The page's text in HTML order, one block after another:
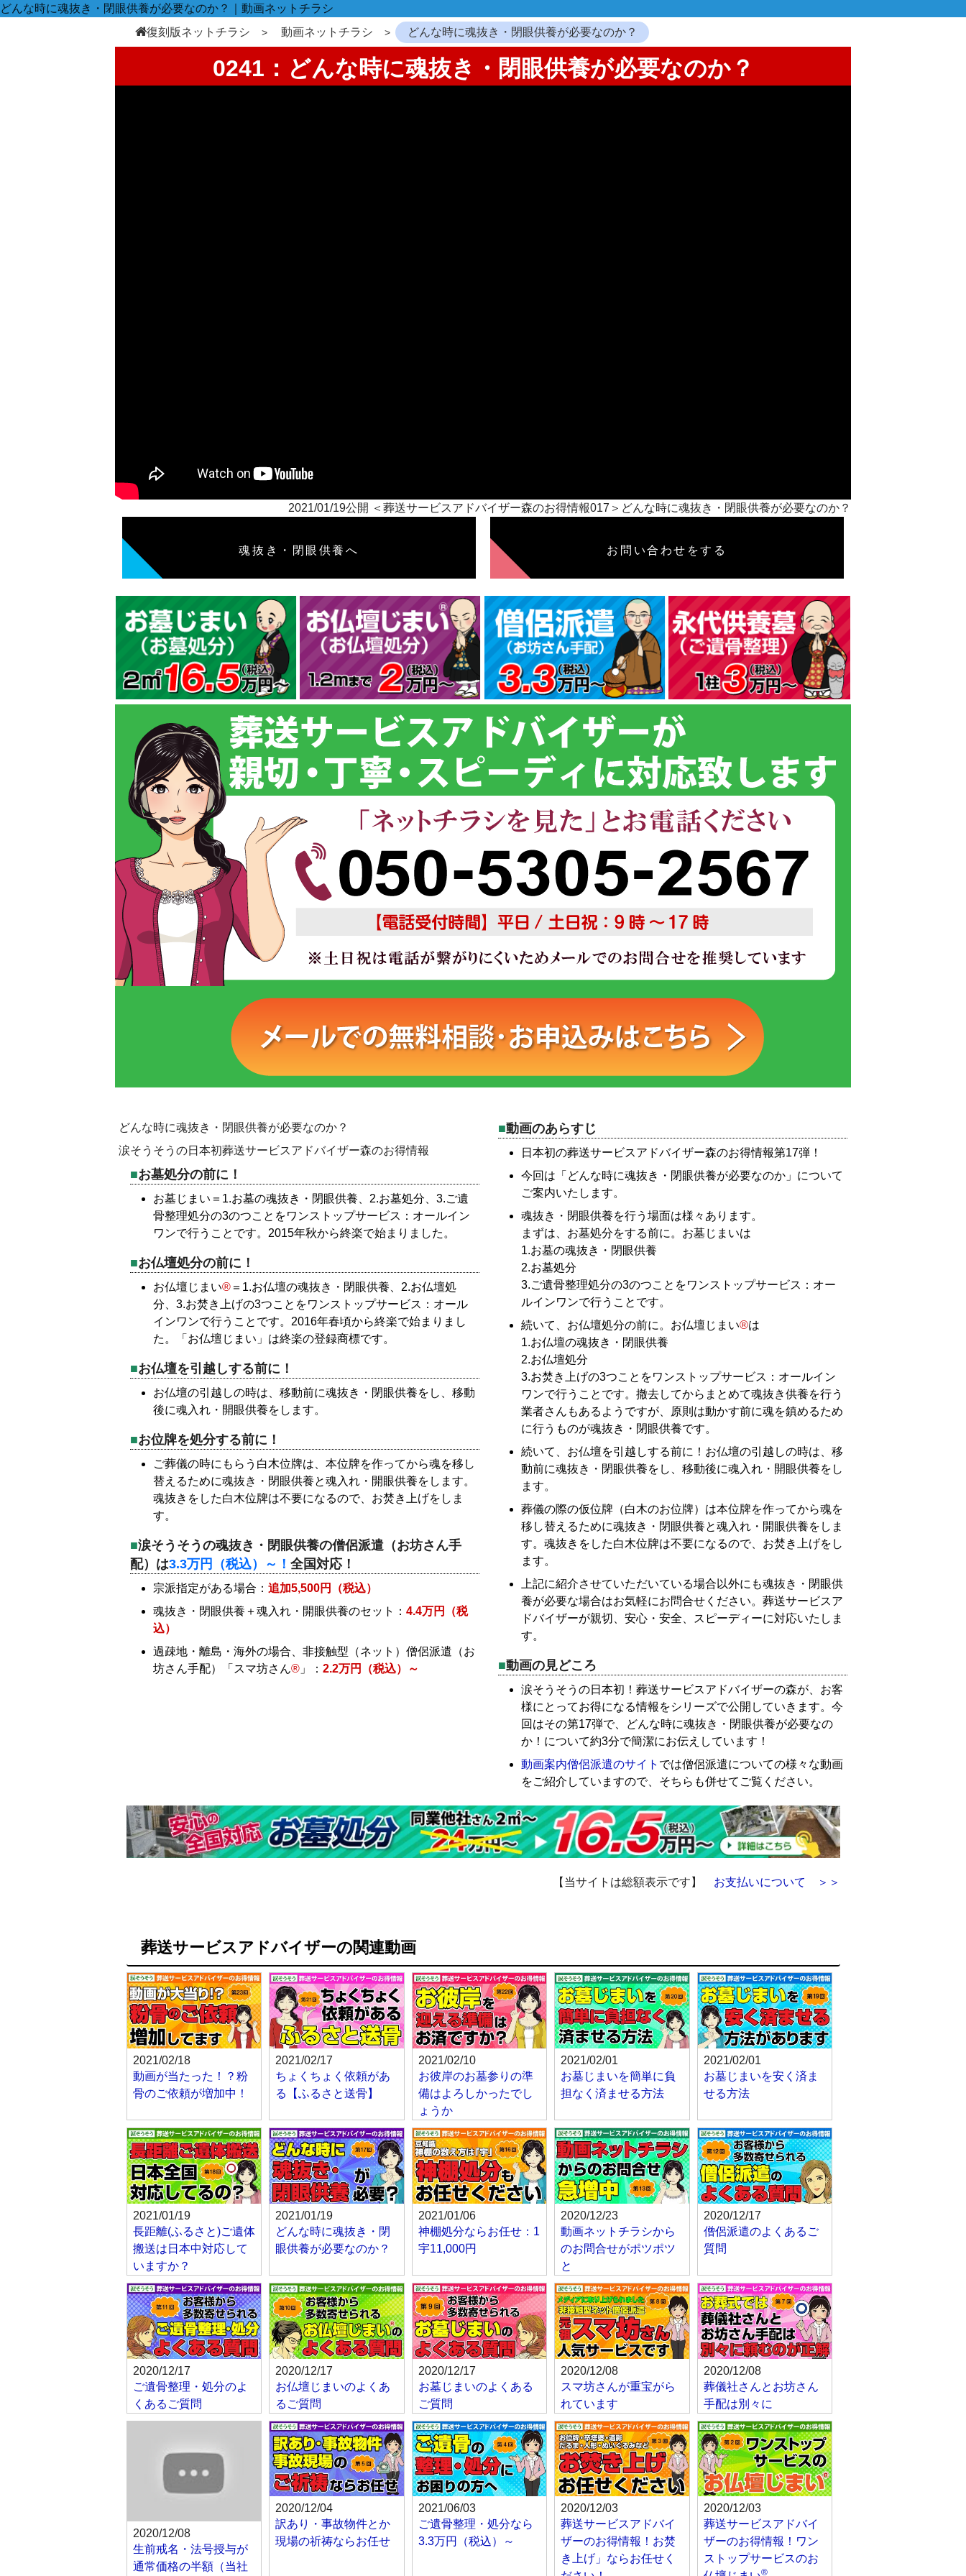
どんな時に魂抜き・閉眼供養が必要なのか？｜動画ネットチラシ
復刻版ネットチラシ
動画ネットチラシ どんな時に魂抜き・閉眼供養が必要なのか？
0241：どんな時に魂抜き・閉眼供養が必要なのか？
2021/01/19公開 ＜葬送サービスアドバイザー森のお得情報017＞どんな時に魂抜き・閉眼供養が必要なのか？
魂抜き・閉眼供養へ お問い合わせをする
どんな時に魂抜き・閉眼供養が必要なのか？
涙そうそうの日本初葬送サービスアドバイザー森のお得情報
お墓処分の前に！
お墓じまい＝1.お墓の魂抜き・閉眼供養、2.お墓処分、3.ご遺
骨整理処分の3のつことをワンストップサービス：オールイン
ワンで行うことです。2015年秋から終楽で始まりました。
お仏壇処分の前に！
お仏壇じまい® ＝1.お仏壇の魂抜き・閉眼供養、2.お仏壇処
分、3.お焚き上げの3つことをワンストップサービス：オール
インワンで行うことです。2016年春頃から終楽で始まりまし
た。「お仏壇じまい」は終楽の登録商標です。
お仏壇を引越しする前に！
お仏壇の引越しの時は、移動前に魂抜き・閉眼供養をし、移動
後に魂入れ・開眼供養をします。
お位牌を処分する前に！
ご葬儀の時にもらう白木位牌は、本位牌を作ってから魂を移し
替えるために魂抜き・閉眼供養と魂入れ・開眼供養をします。
魂抜きをした白木位牌は不要になるので、お焚き上げをしま
す。
涙そうそうの魂抜き・閉眼供養の僧侶派遣（お坊さん手
配）は3.3万円（税込）～！全国対応！
宗派指定がある場合：追加5,500円（税込）
魂抜き・閉眼供養＋魂入れ・開眼供養のセット：4.4万円（税
込）
過疎地・離島・海外の場合、非接触型（ネット）僧侶派遣（お
坊さん手配）「スマ坊さん® 」：2.2万円（税込）～
動画のあらすじ
日本初の葬送サービスアドバイザー森のお得情報第17弾！
今回は「どんな時に魂抜き・閉眼供養が必要なのか」について
ご案内いたします。
魂抜き・閉眼供養を行う場面は様々あります。
まずは、お墓処分をする前に。お墓じまいは
1.お墓の魂抜き・閉眼供養
2.お墓処分
3.ご遺骨整理処分の3のつことをワンストップサービス：オー
ルインワンで行うことです。
続いて、お仏壇処分の前に。お仏壇じまい®は
1.お仏壇の魂抜き・閉眼供養
2.お仏壇処分
3.お焚き上げの3つことをワンストップサービス：オールイン
ワンで行うことです。撤去してからまとめて魂抜き供養を行う
業者さんもあるようですが、原則は動かす前に魂を鎮めるため
に行うものが魂抜き・閉眼供養です。
続いて、お仏壇を引越しする前に！お仏壇の引越しの時は、移
動前に魂抜き・閉眼供養をし、移動後に魂入れ・開眼供養をし
ます。
葬儀の際の仮位牌（白木のお位牌）は本位牌を作ってから魂を
移し替えるために魂抜き・閉眼供養と魂入れ・開眼供養をしま
す。魂抜きをした白木位牌は不要になるので、お焚き上げをし
ます。
上記に紹介させていただいている場合以外にも魂抜き・閉眼供
養が必要な場合はお気軽にお問合せください。葬送サービスア
ドバイザーが親切、安心・安全、スピーディーに対応いたしま
す。
動画の見どころ
涙そうそうの日本初！葬送サービスアドバイザーの森が、お客
様にとってお得になる情報をシリーズで公開していきます。今
回はその第17弾で、どんな時に魂抜き・閉眼供養が必要なの
か！について約3分で簡潔にお伝えしています！
動画案内僧侶派遣のサイト では僧侶派遣についての様々な動画
をご紹介していますので、そちらも併せてご覧ください。
【当サイトは総額表示です】 お支払いについて ＞＞
葬送サービスアドバイザーの関連動画
2021/02/18
動画が当たった！？粉
骨のご依頼が増加中！
2021/02/17
ちょくちょく依頼があ
る【ふるさと送骨】
2021/02/10
お彼岸のお墓参りの準
備はよろしかったでし
ょうか
2021/02/01
お墓じまいを簡単に負
担なく済ませる方法
2021/02/01
お墓じまいを安く済ま
せる方法
2021/01/19
長距離(ふるさと)ご遺体
搬送は日本中対応して
いますか？
2021/01/19
どんな時に魂抜き・閉
眼供養が必要なのか？
2021/01/06
神棚処分ならお任せ：1
宇11,000円
2020/12/23
動画ネットチラシから
のお問合せがポツポツ
と
2020/12/17
僧侶派遣のよくあるご
質問
2020/12/17
ご遺骨整理・処分のよ
くあるご質問
2020/12/17
お仏壇じまいのよくあ
るご質問
2020/12/17
お墓じまいのよくある
ご質問
2020/12/08
スマ坊さんが重宝がら
れています
2020/12/08
葬儀社さんとお坊さん
手配は別々に
2020/12/08
生前戒名・法号授与が
通常価格の半額（当社
2020/12/04
訳あり・事故物件とか
現場の祈祷ならお任せ
2021/06/03
ご遺骨整理・処分なら
3.3万円（税込）～
2020/12/03
葬送サービスアドバイ
ザーのお得情報！お焚
き上げ」ならお任せく
2020/12/03
葬送サービスアドバイ
ザーのお得情報！ワン
ストップサービスのお
®